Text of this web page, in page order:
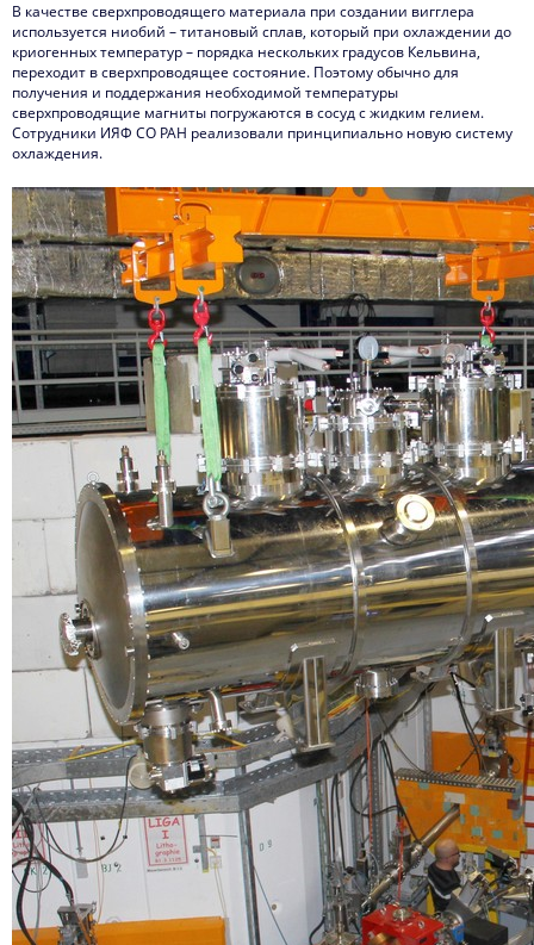
В качестве сверхпроводящего материала при создании вигглера
используется ниобий – титановый сплав, который при охлаждении до
криогенных температур – порядка нескольких градусов Кельвина,
переходит в сверхпроводящее состояние. Поэтому обычно для
получения и поддержания необходимой температуры
сверхпроводящие магниты погружаются в сосуд с жидким гелием.
Сотрудники ИЯФ СО РАН реализовали принципиально новую систему
охлаждения.